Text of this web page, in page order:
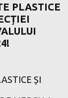
PLASTICE
ȘI